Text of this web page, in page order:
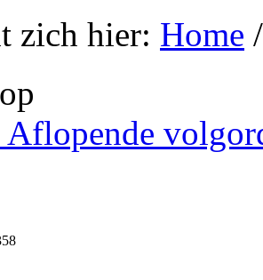
zich hier: Home
Aflopende